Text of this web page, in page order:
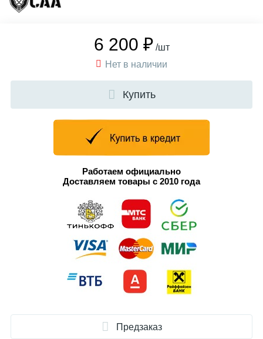
6 200 ₽ /шт
Нет в наличии
Купить
Работаем официально
Доставляем товары с 2010 года
Предзаказ